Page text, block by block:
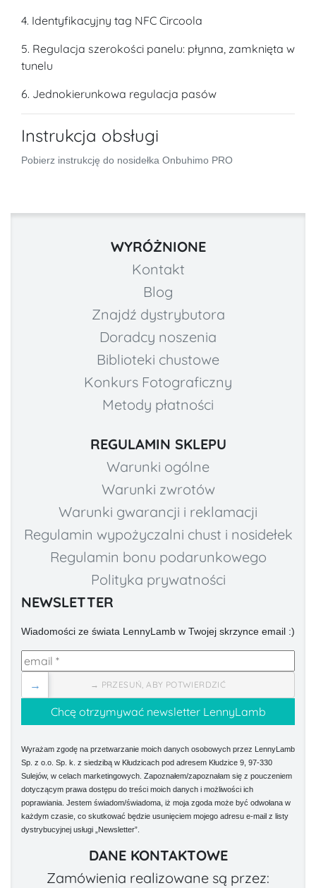
4. Identyfikacyjny tag NFC Circoola
5. Regulacja szerokości panelu: płynna, zamknięta w
tunelu
6. Jednokierunkowa regulacja pasów
Instrukcja obsługi
Pobierz instrukcję do nosidełka Onbuhimo PRO
WYRÓŻNIONE
Kontakt
Blog
Znajdź dystrybutora
Doradcy noszenia
Biblioteki chustowe
Konkurs Fotograficzny
Metody płatności
REGULAMIN SKLEPU
Warunki ogólne
Warunki zwrotów
Warunki gwarancji i reklamacji
Regulamin wypożyczalni chust i nosidełek
Regulamin bonu podarunkowego
Polityka prywatności
NEWSLETTER
Wiadomości ze świata LennyLamb w Twojej skrzynce email :)
→ PRZESUŃ, ABY POTWIERDZIĆ
→
Wyrażam zgodę na przetwarzanie moich danych osobowych przez LennyLamb
Sp. z o.o. Sp. k. z siedzibą w Kłudzicach pod adresem Kłudzice 9, 97-330
Sulejów, w celach marketingowych. Zapoznałem/zapoznałam się z pouczeniem
dotyczącym prawa dostępu do treści moich danych i możliwości ich
poprawiania. Jestem świadom/świadoma, iż moja zgoda może być odwołana w
każdym czasie, co skutkować będzie usunięciem mojego adresu e-mail z listy
dystrybucyjnej usługi „Newsletter”.
DANE KONTAKTOWE
Zamówienia realizowane są przez: